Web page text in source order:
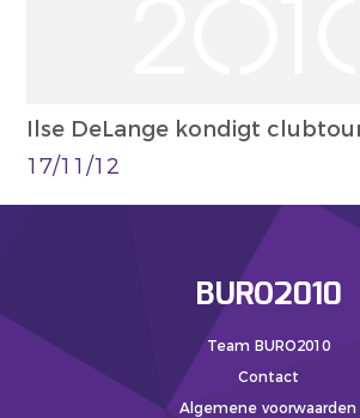
Ilse DeLange kondigt
17/11/12
BURO2010
Team BURO2010
Contact
Algemene voorwaarden